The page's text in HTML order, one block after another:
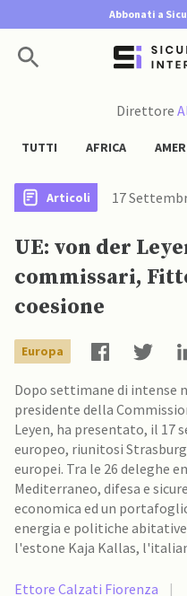
Abbonati a
Direttore
TUTTI AFRICA
Articoli 17
UE: von der
commissari,
coesione
Europa
Dopo settimane di intense
presidente della
Leyen, ha presentato, il 17
europeo, riunitosi
europei. Tra le 26 deleghe
Mediterraneo, difesa e
economica ed un
energia e politiche
Ettore Calzati Fiorenza |